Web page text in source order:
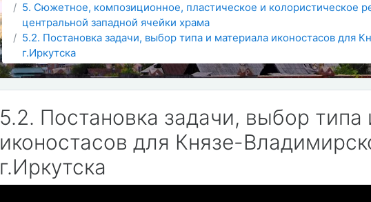
5. Сюжетное, композиционное, пластическое и колористическое
центральной западной ячейки храма
5.2. Постановка задачи, выбор типа и материала иконостасов для
г.Иркутска
5.2. Постановка задачи, выбор типа
иконостасов для Князе-
г.Иркутска